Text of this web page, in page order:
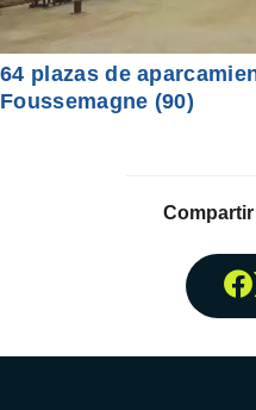
64 plazas de
Foussemagne (90)